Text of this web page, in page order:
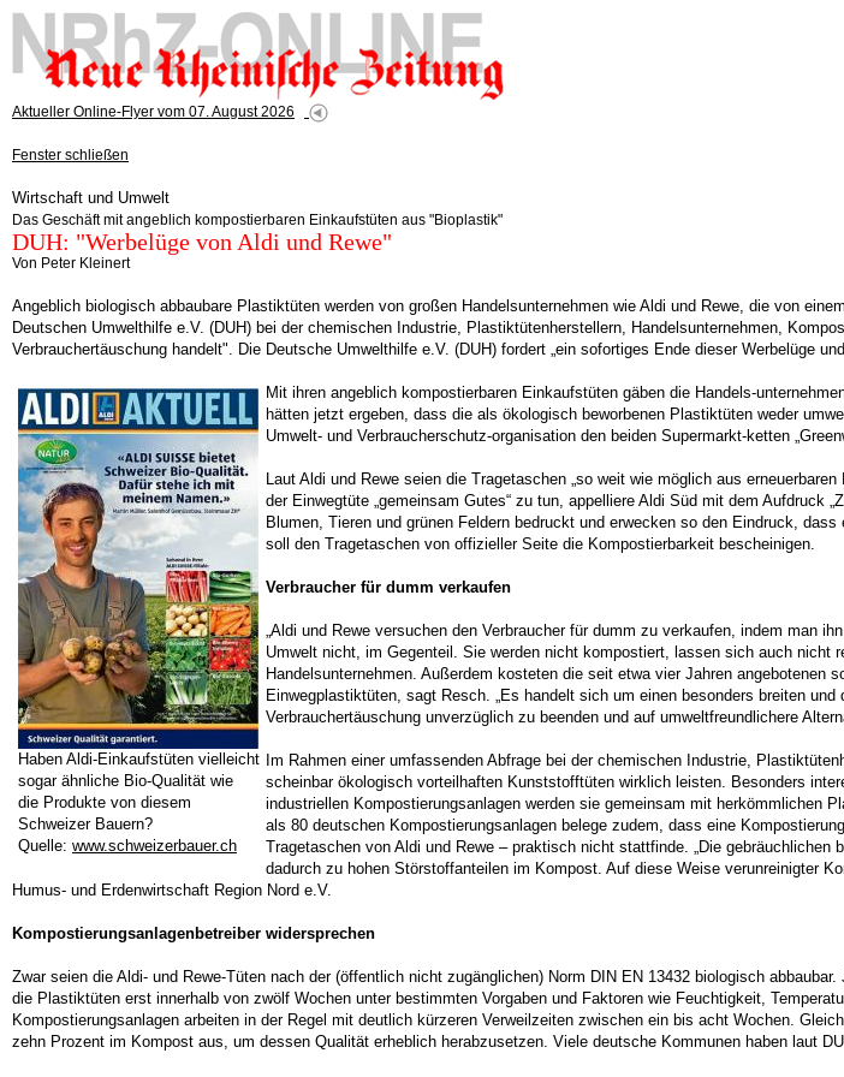
Aktueller Online-Flyer vom 07. August 2026
Fenster schließen
Wirtschaft und Umwelt
Das Geschäft mit angeblich kompostierbaren Einkaufstüten aus "Bioplastik"
DUH: "Werbelüge von Aldi und Rewe"
Von Peter Kleinert
Angeblich biologisch abbaubare Plastiktüten werden von großen Handelsunternehmen wie Aldi und Rewe, die von
Deutschen Umwelthilfe e.V. (DUH) bei der chemischen Industrie, Plastiktütenherstellern, Handelsunternehmen,
Verbrauchertäuschung handelt". Die Deutsche Umwelthilfe e.V. (DUH) fordert „ein sofortiges Ende dieser Werbelüge
Haben Aldi-Einkaufstüten vielleicht
sogar ähnliche Bio-Qualität wie
die Produkte von diesem
Schweizer Bauern?
Quelle: www.schweizerbauer.ch
Mit ihren angeblich kompostierbaren Einkaufstüten gäben die Handels-
hätten jetzt ergeben, dass die als ökologisch beworbenen Plastiktüten weder
Umwelt- und Verbraucherschutz-organisation den beiden Supermarkt-ketten
Laut Aldi und Rewe seien die Tragetaschen „so weit wie möglich aus
der Einwegtüte „gemeinsam Gutes“ zu tun, appelliere Aldi Süd mit dem Aufdruck
Blumen, Tieren und grünen Feldern bedruckt und erwecken so den Eindruck,
soll den Tragetaschen von offizieller Seite die Kompostierbarkeit bescheinigen.
Verbraucher für dumm verkaufen
„Aldi und Rewe versuchen den Verbraucher für dumm zu verkaufen, indem man
Umwelt nicht, im Gegenteil. Sie werden nicht kompostiert, lassen sich auch nicht
Handelsunternehmen. Außerdem kosteten die seit etwa vier Jahren
Einwegplastiktüten, sagt Resch. „Es handelt sich um einen besonders breiten
Verbrauchertäuschung unverzüglich zu beenden und auf umweltfreundlichere
Im Rahmen einer umfassenden Abfrage bei der chemischen Industrie,
scheinbar ökologisch vorteilhaften Kunststofftüten wirklich leisten. Besonders
industriellen Kompostierungsanlagen werden sie gemeinsam mit
als 80 deutschen Kompostierungsanlagen belege zudem, dass eine
Tragetaschen von Aldi und Rewe – praktisch nicht stattfinde. „Die
dadurch zu hohen Störstoffanteilen im Kompost. Auf diese Weise verunreinigter
Humus- und Erdenwirtschaft Region Nord e.V.
Kompostierungsanlagenbetreiber widersprechen
Zwar seien die Aldi- und Rewe-Tüten nach der (öffentlich nicht zugänglichen) Norm DIN EN 13432 biologisch
die Plastiktüten erst innerhalb von zwölf Wochen unter bestimmten Vorgaben und Faktoren wie Feuchtigkeit,
Kompostierungsanlagen arbeiten in der Regel mit deutlich kürzeren Verweilzeiten zwischen ein bis acht Wochen.
zehn Prozent im Kompost aus, um dessen Qualität erheblich herabzusetzen. Viele deutsche Kommunen haben laut